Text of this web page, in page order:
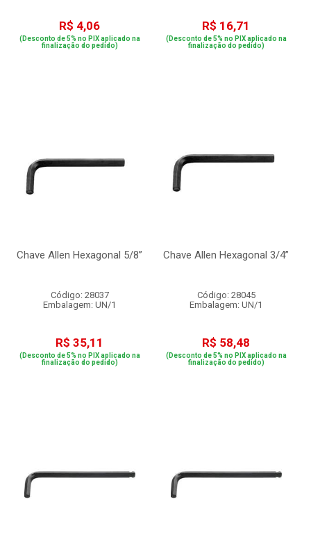
R$ 4,06
(Desconto de 5% no PIX aplicado na
finalização do pedido)
R$ 16,71
(Desconto de 5% no PIX aplicado na
finalização do pedido)
Chave Allen Hexagonal 5/8”
Código: 28037
Embalagem: UN/1
R$ 35,11
(Desconto de 5% no PIX aplicado na
finalização do pedido)
Chave Allen Hexagonal 3/4”
Código: 28045
Embalagem: UN/1
R$ 58,48
(Desconto de 5% no PIX aplicado na
finalização do pedido)